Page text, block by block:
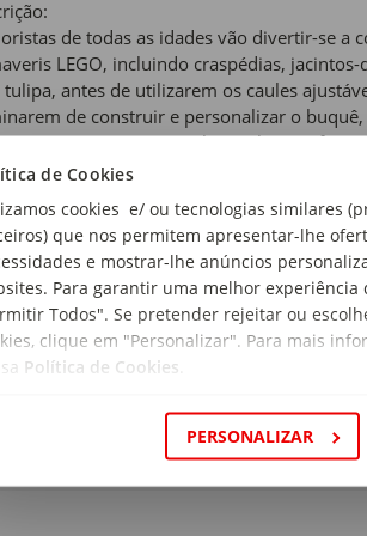
de Cookies
cookies e/ ou tecnologias similares
que nos permitem apresentar-lhe
e mostrar-lhe anúncios
Para garantir uma melhor experiência
Todos". Se pretender rejeitar ou
clique em "Personalizar". Para mais
Política de Cookies
PERSONALIZAR
de todas as idades vão divertir-se
LEGO, incluindo craspédias,
tulipa, antes de utilizarem os caules
de construir e personalizar o
ou numa secretária. Plante alegria
e não só a rapazes, raparigas e fãs
de produto: